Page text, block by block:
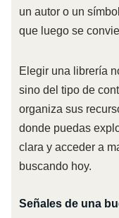
un autor o un
que luego se
Elegir una librería
sino del tipo de
organiza sus
donde puedas
clara y acceder a
buscando hoy.
Señales de una